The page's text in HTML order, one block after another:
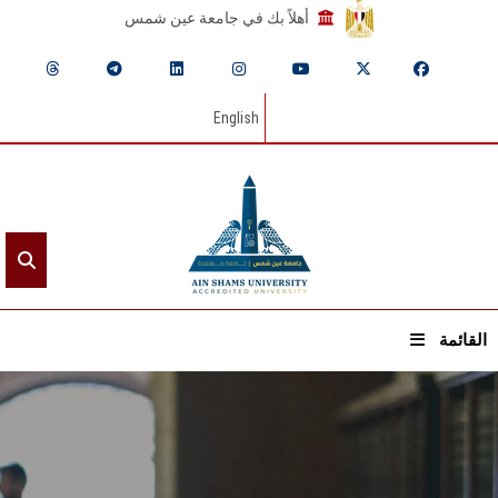
أهلاً بك في جامعة عين شمس
English
القائمة
الرئيسيـة
عن الجامعة